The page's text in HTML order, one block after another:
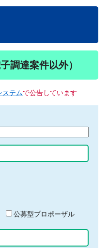
調達案件以外）
ステムで公告しています
公募型プロポーザル